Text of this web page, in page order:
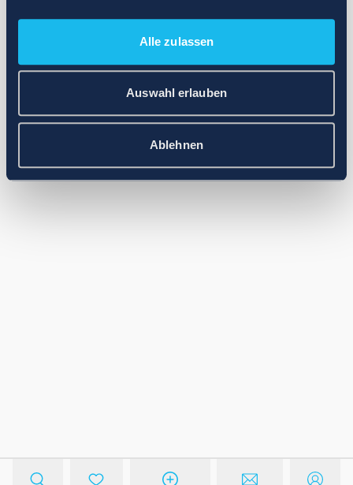
Alle zulassen
Auswahl erlauben
Ablehnen